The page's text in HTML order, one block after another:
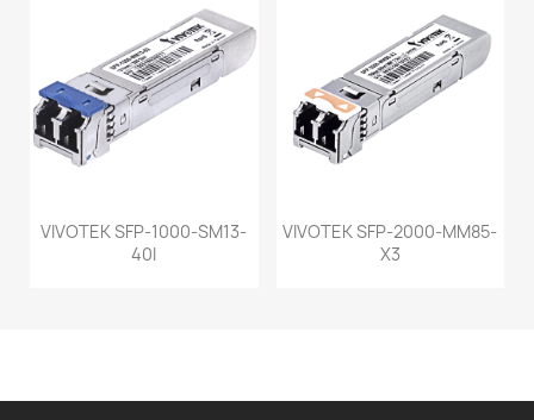
VIVOTEK SFP-1000-SM13-
40I
VIVOTEK SFP-2000-MM85-
X3